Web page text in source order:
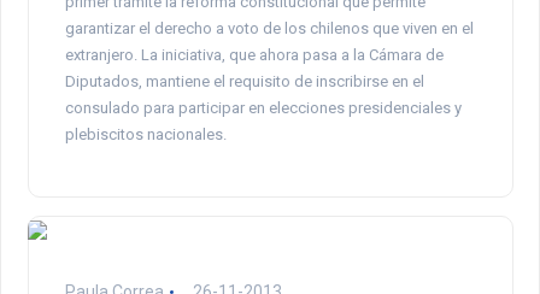
garantizar el derecho a voto de los chilenos que viven en el
extranjero. La iniciativa, que ahora pasa a la Cámara de
Diputados, mantiene el requisito de inscribirse en el
consulado para participar en elecciones presidenciales y
plebiscitos nacionales.